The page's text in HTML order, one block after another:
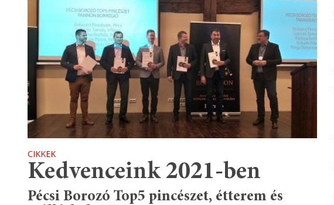
CIKKEK
Kedvenceink 2021-ben
Pécsi Borozó Top5 pincészet, étterem és